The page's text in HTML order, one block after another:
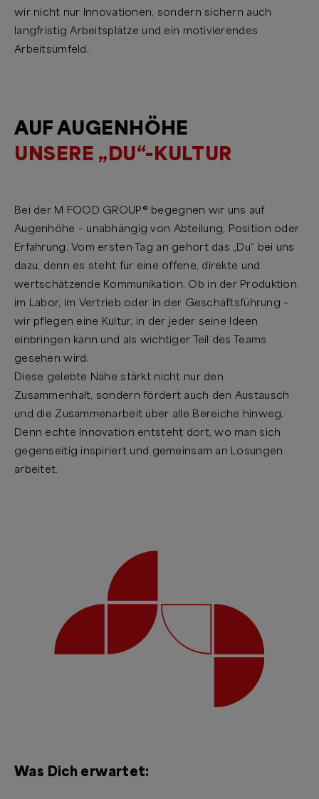
wir nicht nur Innovationen, sondern sichern auch
langfristig Arbeitsplätze und ein motivierendes
Arbeitsumfeld.
AUF AUGENHÖHE
UNSERE „DU“-KULTUR
Bei der M FOOD GROUP® begegnen wir uns auf
Augenhöhe – unabhängig von Abteilung, Position oder
Erfahrung. Vom ersten Tag an gehört das „Du“ bei uns
dazu, denn es steht für eine offene, direkte und
wertschätzende Kommunikation. Ob in der Produktion,
im Labor, im Vertrieb oder in der Geschäftsführung –
wir pflegen eine Kultur, in der jeder seine Ideen
einbringen kann und als wichtiger Teil des Teams
gesehen wird.
Diese gelebte Nähe stärkt nicht nur den
Zusammenhalt, sondern fördert auch den Austausch
und die Zusammenarbeit über alle Bereiche hinweg.
Denn echte Innovation entsteht dort, wo man sich
gegenseitig inspiriert und gemeinsam an Lösungen
arbeitet.
Was Dich erwartet: